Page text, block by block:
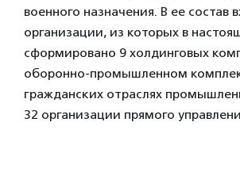
военного назначения. В ее состав
организации, из которых в
сформировано 9 холдинговых
оборонно-промышленном
гражданских отраслях
32 организации прямого